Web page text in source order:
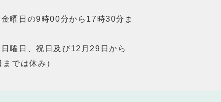
金曜日の9時00分から17時30分ま
日曜日、祝日及び12月29日から
では休み）